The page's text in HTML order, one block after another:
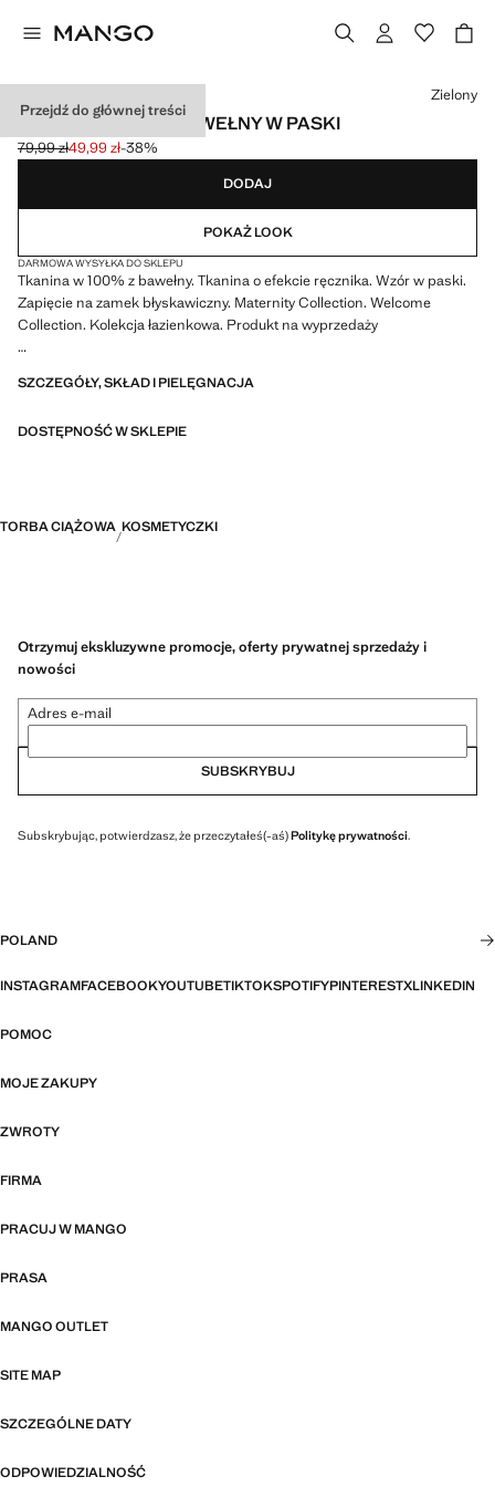
Przejdź do głównej treści
KOSMETYCZKA Z BAWEŁNY W PASKI
Skreślona cena początkowa [79,99 zł ]
79,99 zł
Aktualna cena [49,99 zł ]
49,99 zł-38%
Wybierz kolor
Zielony
DODAJ
POKAŻ LOOK
DARMOWA WYSYŁKA DO SKLEPU
Tkanina w 100% z bawełny. Tkanina o efekcie ręcznika. Wzór w paski.
Zapięcie na zamek błyskawiczny. Maternity Collection. Welcome
Collection. Kolekcja łazienkowa. Produkt na wyprzedaży
SZCZEGÓŁY, SKŁAD I PIELĘGNACJA
DOSTĘPNOŚĆ W SKLEPIE
TORBA CIĄŻOWA KOSMETYCZKI
Otrzymuj ekskluzywne promocje, oferty prywatnej sprzedaży i
nowości
Adres e-mail
SUBSKRYBUJ
Subskrybując, potwierdzasz, że przeczytałeś(-aś)Politykę prywatności.
POLAND
INSTAGRAMFACEBOOKYOUTUBETIKTOKSPOTIFYPINTERESTXLINKEDIN
POMOC
MOJE ZAKUPY
ZWROTY
FIRMA
PRACUJ W MANGO
PRASA
MANGO OUTLET
SITE MAP
SZCZEGÓLNE DATY
ODPOWIEDZIALNOŚĆ